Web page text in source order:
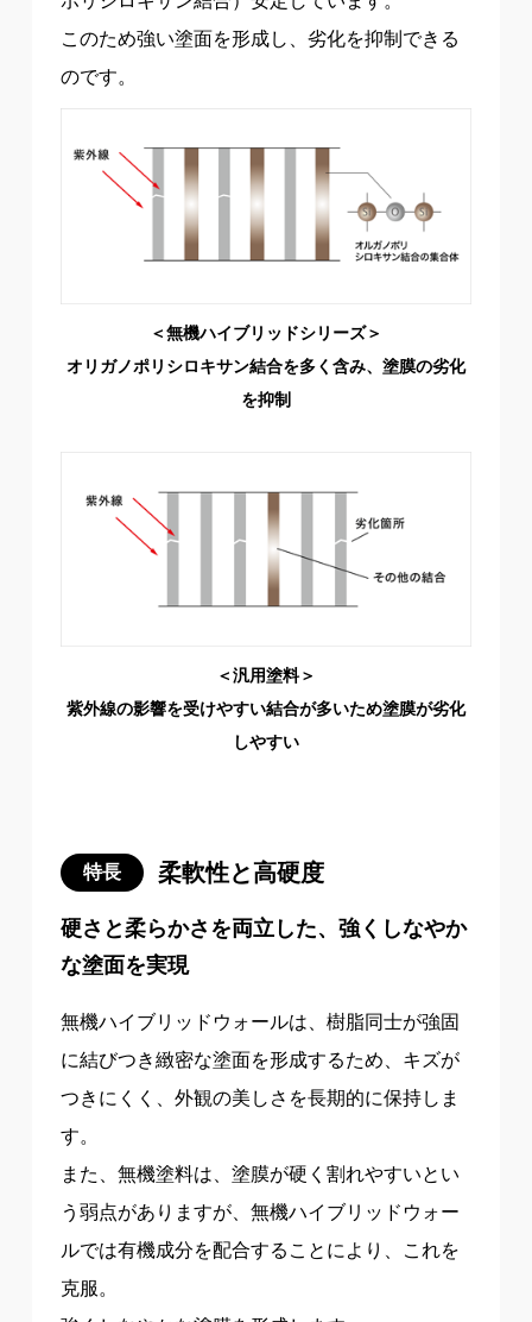
このため強い塗面を形成し、劣化を抑制できる
のです。
＜無機ハイブリッドシリーズ＞
オリガノポリシロキサン結合を多く含み、塗膜の劣化
を抑制
＜汎用塗料＞
紫外線の影響を受けやすい結合が多いため塗膜が劣化
しやすい
特長 柔軟性と高硬度
硬さと柔らかさを両立した、強くしなやか
な塗面を実現
無機ハイブリッドウォールは、樹脂同士が強固
に結びつき緻密な塗面を形成するため、キズが
つきにくく、外観の美しさを長期的に保持しま
す。
また、無機塗料は、塗膜が硬く割れやすいとい
う弱点がありますが、無機ハイブリッドウォー
ルでは有機成分を配合することにより、これを
克服。